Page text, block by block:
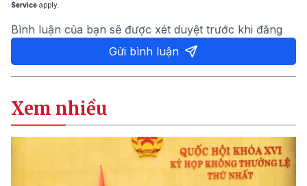
Service apply.
Bình luận của bạn sẽ được xét duyệt trước khi đăng
Gửi bình luận
Xem nhiều